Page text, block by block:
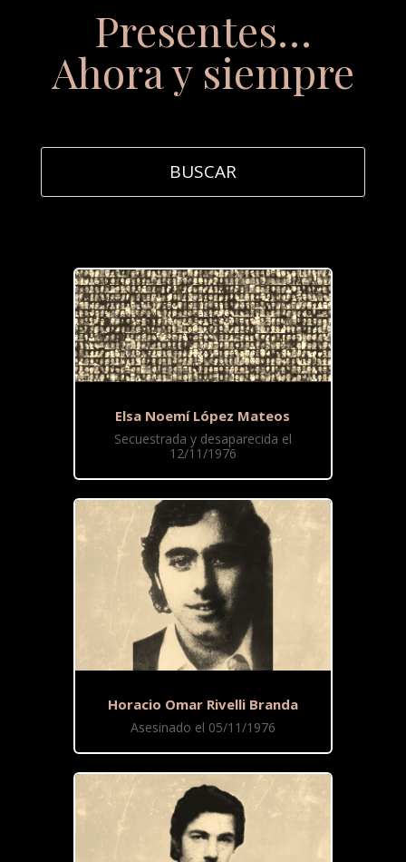
Presentes…
Ahora y siempre
Elsa Noemí López Mateos
Secuestrada y desaparecida el
12/11/1976
Horacio Omar Rivelli Branda
Asesinado el 05/11/1976